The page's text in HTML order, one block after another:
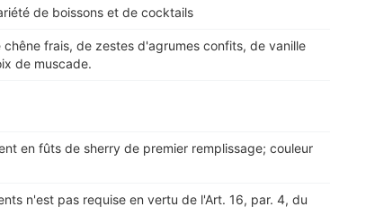
de boissons et de cocktails
chêne frais, de zestes d'agrumes confits, de vanille
de muscade.
en fûts de sherry de premier remplissage; couleur
n'est pas requise en vertu de l'Art. 16, par. 4, du